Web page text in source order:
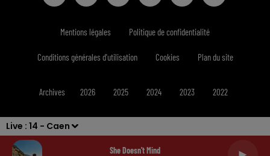
Live : 14 - Caen
She Doesn't Mind
Mentions légales Politique de confidentialité
Conditions générales d'utilisation Cookies Plan du site
Archives 2026 2025 2024 2023 2022